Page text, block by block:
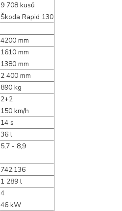
9 708 kusů
Škoda Rapid 130
4200 mm
1610 mm
1380 mm
2 400 mm
890 kg
2+2
150 km/h
14 s
36 l
5,7 - 8,9
742.136
1 289 l
4
46 kW